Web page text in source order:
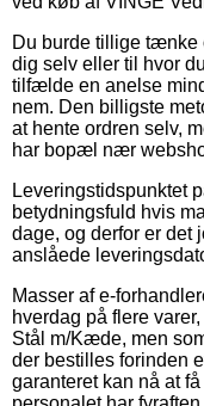
Du burde tillige tænke
dig selv eller til hvor
tilfælde en anelse
nem. Den billigste
at hente ordren selv,
har bopæl nær
Leveringstidspunktet
betydningsfuld hvis
dage, og derfor er det
anslåede
Masser af e-
hverdag på flere
Stål m/Kæde, men
der bestilles forinden
garanteret kan nå at